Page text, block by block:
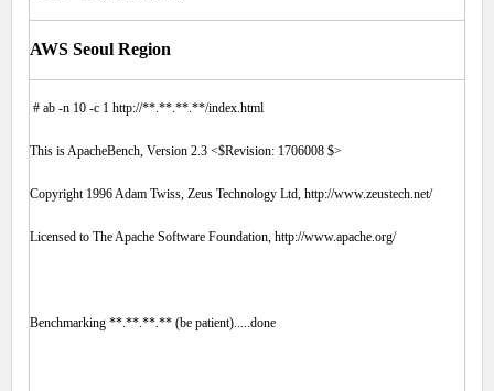
AWS Seoul Region
# ab -n 10 -c 1 http://**.**.**.**/index.html
This is ApacheBench, Version 2.3 <$Revision: 1706008 $>
Copyright 1996 Adam Twiss, Zeus Technology Ltd, http://www.zeustech.net/
Licensed to The Apache Software Foundation, http://www.apache.org/
Benchmarking **.**.**.** (be patient).....done